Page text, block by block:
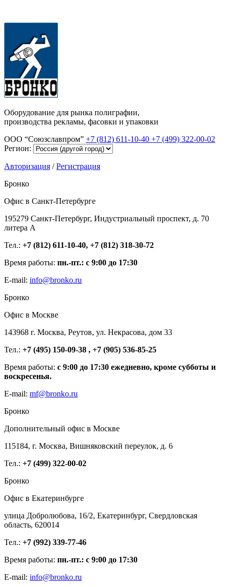
Оборудование для рынка полиграфии,
производства рекламы, фасовки и упаковки
ООО “Союзславпром” +7 (812) 611-10-40 +7 (499) 322-00-02
Регион:
Авторизация /Регистрация
Бронко
Офис в Санкт-Петербурге
195279 Санкт-Петербург, Индустриальный проспект, д. 70
литера А
Тел.: +7 (812) 611-10-40, +7 (812) 318-30-72
Время работы: пн.-пт.: с 9:00 до 17:30
E-mail: info@bronko.ru
Бронко
Офис в Москве
143968 г. Москва, Реутов, ул. Некрасова, дом 33
Тел.: +7 (495) 150-09-38 , +7 (905) 536-85-25
Время работы: с 9:00 до 17:30 ежедневно, кроме субботы и
воскресенья.
E-mail: mf@bronko.ru
Бронко
Дополнительный офис в Москве
115184, г. Москва, Вишняковский переулок, д. 6
Тел.: +7 (499) 322-00-02
Бронко
Офис в Екатеринбурге
улица Добролюбова, 16/2, Екатеринбург, Свердловская
область, 620014
Тел.: +7 (992) 339-77-46
Время работы: пн.-пт.: с 9:00 до 17:30
E-mail: info@bronko.ru